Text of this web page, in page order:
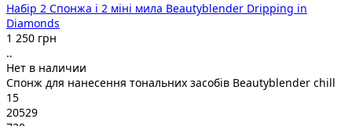
Набір 2 Спонжа і 2 міні мила Beautyblender Dripping in
Diamonds
1 250 грн
..
Нет в наличии
Спонж для нанесення тональних засобів Beautyblender chill
15
20529